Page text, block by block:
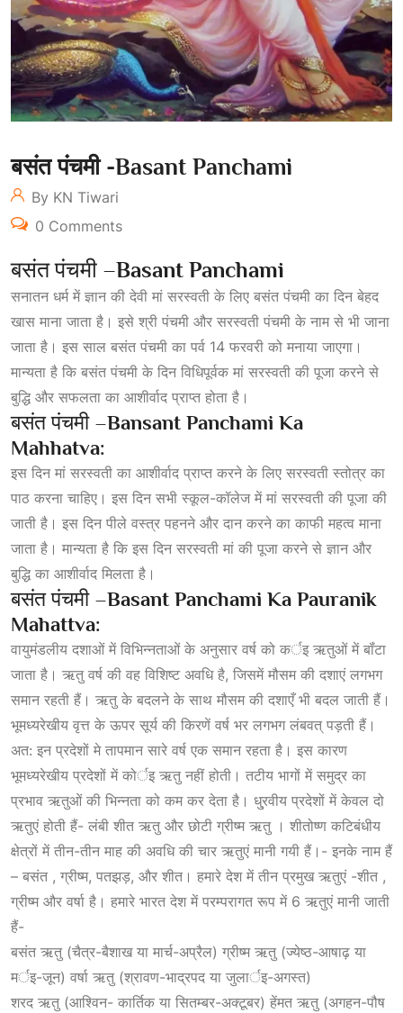
बसंत पंचमी -Basant Panchami
By KN Tiwari
0 Comments
बसंत पंचमी –Basant Panchami
सनातन धर्म में ज्ञान की देवी मां सरस्वती के लिए बसंत पंचमी का दिन बेहद
खास माना जाता है। इसे श्री पंचमी और सरस्वती पंचमी के नाम से भी जाना
जाता है। इस साल बसंत पंचमी का पर्व 14 फरवरी को मनाया जाएगा।
मान्यता है कि बसंत पंचमी के दिन विधिपूर्वक मां सरस्वती की पूजा करने से
बुद्धि और सफलता का आशीर्वाद प्राप्त होता है।
बसंत पंचमी –Bansant Panchami Ka
Mahhatva:
इस दिन मां सरस्वती का आशीर्वाद प्राप्त करने के लिए सरस्वती स्तोत्र का
पाठ करना चाहिए। इस दिन सभी स्कूल-कॉलेज में मां सरस्वती की पूजा की
जाती है। इस दिन पीले वस्त्र पहनने और दान करने का काफी महत्व माना
जाता है। मान्यता है कि इस दिन सरस्वती मां की पूजा करने से ज्ञान और
बुद्धि का आशीर्वाद मिलता है।
बसंत पंचमी –Basant Panchami Ka Pauranik
Mahattva:
वायुमंडलीय दशाओं में विभिन्नताओं के अनुसार वर्ष को कर्इ ऋतुओं में बॉंटा
जाता है। ऋतु वर्ष की वह विशिष्ट अवधि है, जिसमें मौसम की दशाएं लगभग
समान रहती हैं। ऋतु के बदलने के साथ मौसम की दशाएँ भी बदल जाती हैं।
भूमध्यरेखीय वृत्त के ऊपर सूर्य की किरणें वर्ष भर लगभग लंबवत् पड़ती हैं।
अत: इन प्रदेशों मे तापमान सारे वर्ष एक समान रहता है। इस कारण
भूमध्यरेखीय प्रदेशों में कोर्इ ऋतु नहीं होती। तटीय भागों में समुद्र का
प्रभाव ऋतुओं की भिन्नता को कम कर देता है। धु्रवीय प्रदेशों में केवल दो
ऋतुएं होती हैं- लंबी शीत ऋतु और छोटी ग्रीष्म ऋतु । शीतोष्ण कटिबंधीय
क्षेत्रों में तीन-तीन माह की अवधि की चार ऋतुएं मानी गयी हैं।- इनके नाम हैं
– बसंत , ग्रीष्म, पतझड़, और शीत। हमारे देश में तीन प्रमुख ऋतुएं -शीत ,
ग्रीष्म और वर्षा है। हमारे भारत देश में परम्परागत रूप में 6 ऋतुएं मानी जाती
हैं-
बसंत ऋतु (चैत्र-बैशाख या मार्च-अप्रैल) ग्रीष्म ऋतु (ज्येष्ठ-आषाढ़ या
मर्इ-जून) वर्षा ऋतु (श्रावण-भाद्रपद या जुलार्इ-अगस्त)
शरद ऋतु (आश्विन- कार्तिक या सितम्बर-अक्टूबर) हेंमत ऋतु (अगहन-पौष